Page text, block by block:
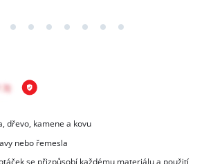
dřevo, kamene a kovu
nebo řemesla
se přizpůsobí každému materiálu a použití